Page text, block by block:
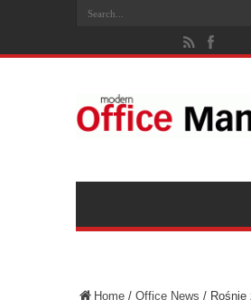
Home / Office News / Rośnie